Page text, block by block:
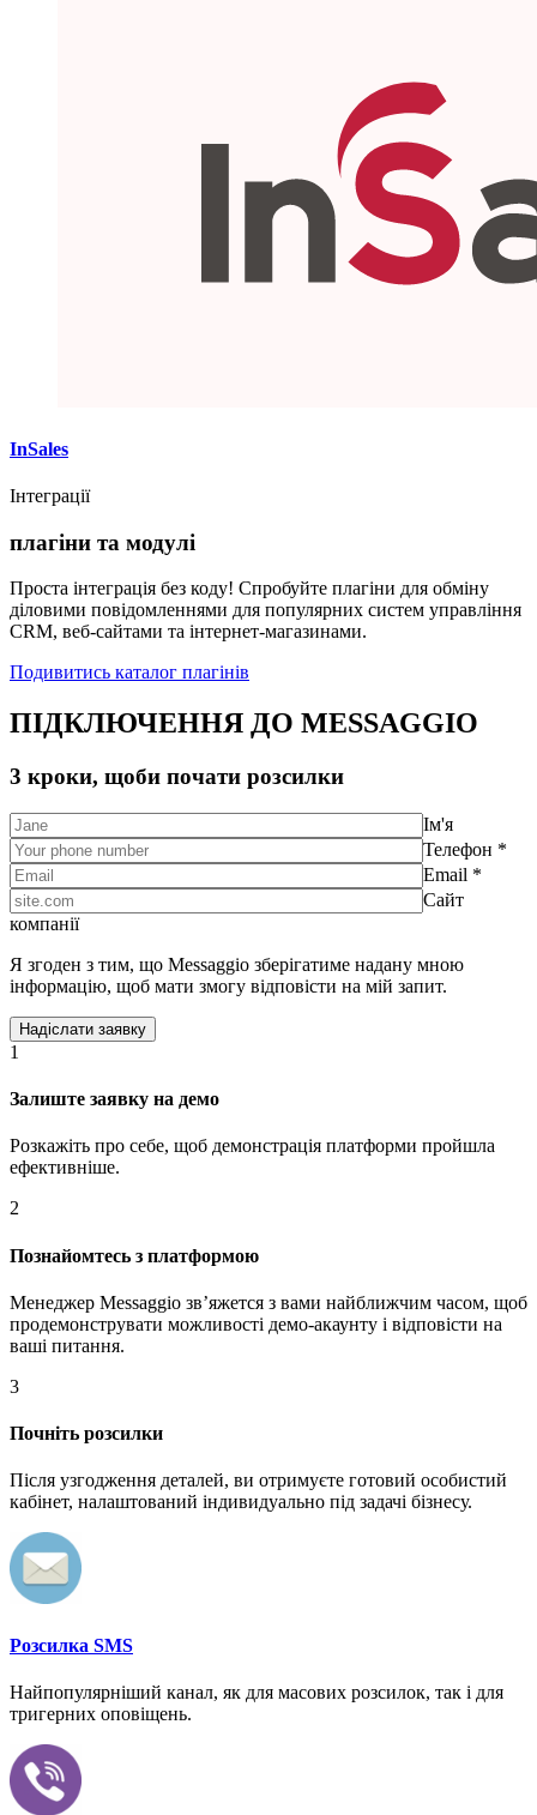
InSales
Інтеграції
плагіни та модулі
Проста інтеграція без коду! Спробуйте плагіни для обміну
діловими повідомленнями для популярних систем управління
CRM, веб-сайтами та інтернет-магазинами.
Подивитись каталог плагінів
ПІДКЛЮЧЕННЯ ДО MESSAGGIO
3 кроки, щоби почати розсилки
Ім'я
Телефон *
Email *
Сайт
компанії
Я згоден з тим, що Messaggio зберігатиме надану мною
інформацію, щоб мати змогу відповісти на мій запит.
1
Залиште заявку на демо
Розкажіть про себе, щоб демонстрація платформи пройшла
ефективніше.
2
Познайомтесь з платформою
Менеджер Messaggio звʼяжется з вами найближчим часом, щоб
продемонструвати можливості демо-акаунту і відповісти на
ваші питання.
3
Почніть розсилки
Після узгодження деталей, ви отримуєте готовий особистий
кабінет, налаштований індивидуально під задачі бізнесу.
Розсилка SMS
Найпопулярніший канал, як для масових розсилок, так і для
тригерних оповіщень.